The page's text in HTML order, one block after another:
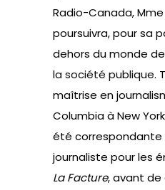
Radio-Canada,
poursuivra, pour sa
dehors du monde
la société publique.
maîtrise en
Columbia à New
été correspondante
journaliste pour les
La Facture, avant de